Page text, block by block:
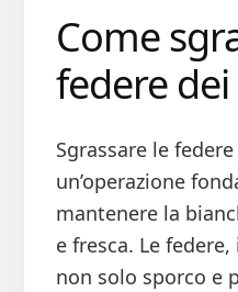
Come
federe
Sgrassare le
un’operazione
mantenere la
e fresca. Le
non solo sporco e